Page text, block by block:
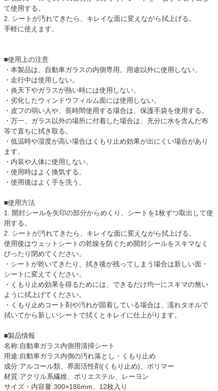
て使用する。
2. シートが汚れてきたら、キレイな面に変えながら拭上げる。
手軽に使えます。
■使用上の注意
・本製品は、自動車ガラスの内側専用。用途以外に使用しない。
・走行中は使用しない。
・炎天下やガラスが熱い時には使用しない。
・劣化したウィンドウフィルム面には使用しない。
・皮フの弱い人や、長時間使用する場合は、保護手袋を使用する。
・万一、ガラス以外の場所に付着した場合は、充分に水を含んだ布
等で直ちに拭き取る。
・低温時や湿度が高い場合はくもり止め効果が出にくい場合があり
ます。
・内装や人体に使用しない。
・使用時はよく換気する。
・使用後はよく手を洗う。
■使用方法
1. 開封シールを矢印の部分からめくり、シートを1枚ずつ取出して使
用する。
2. シートが汚れてきたら、キレイな面に変えながら拭上げる。
使用後はウェットシートの乾燥を防ぐため開封シールをスキマなく
ぴったり閉めてください。
・シートが乾いてきたり、拭き後が残ってしまう場合は新しい面・
シートに変えてください。
・くもり止め効果を得るためには、できるだけ均一にスキマの無い
ように拭上げてください。
・くもり止めコート剤や汚れが固着している場合は、濡れタオルで
拭いてから新しいシートで拭くとキレイに仕上がります。
■製品情報
名称:自動車ガラス内側用清掃シート
用途:自動車ガラス内側の汚れ落とし・くもり止め
成分:アルコール類、界面活性剤(くもり止め)、ポリマー
材質:アクリル系繊維、ポリエステル、レーヨン
サイズ・内容量:300×186mm、12枚入り